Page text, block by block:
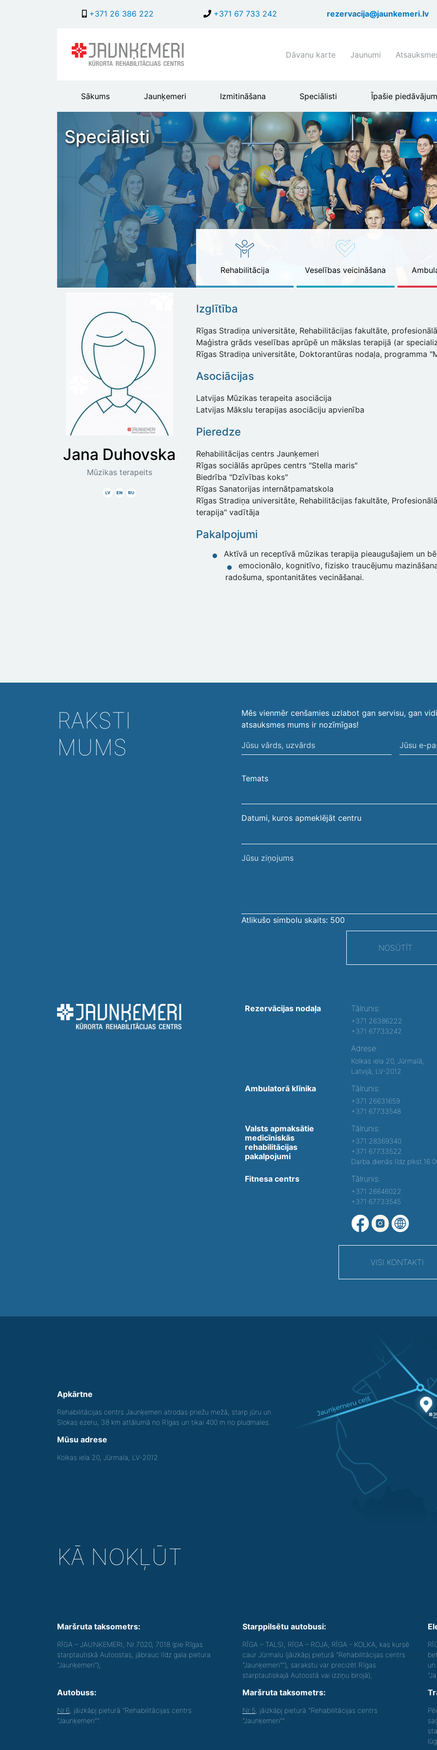
uz
+371 26 386 222 +371 67 733 242 rezervacija@jaunkemeri.lv
Shortcuts
menu
Dāvanu karte Jaunumi
Main
header
menu
Sākums Jaunķemeri Izmitināšana Speciālisti Īpašie
Speciālisti
Rehabilitācija Veselības veicināšana
Jana Duhovska
Mūzikas terapeits
Latviski
AngliskiKrieviski
Izglītība
Rīgas Stradiņa universitāte, Rehabilitācijas fakultāte,
Maģistra grāds veselības aprūpē un mākslas terapijā (ar
Rīgas Stradiņa universitāte, Doktorantūras nodaļa, programma
Asociācijas
Latvijas Mūzikas terapeita asociācija
Latvijas Mākslu terapijas asociāciju apvienība
Pieredze
Rehabilitācijas centrs Jaunķemeri
Rīgas sociālās aprūpes centrs "Stella maris"
Biedrība "Dzīvības koks"
Rīgas Sanatorijas internātpamatskola
Rīgas Stradiņa universitāte, Rehabilitācijas fakultāte,
terapija" vadītāja
Pakalpojumi
Aktīvā un receptīvā mūzikas terapija pieaugušajiem un
emocionālo, kognitīvo, fizisko traucējumu
radošuma, spontanitātes vecināšanai.
RAKSTI
MUMS
Mēs vienmēr cenšamies uzlabot gan servisu, gan
atsauksmes mums ir nozīmīgas!
Jūsu
vārds,
Jūsu
e-
Temats
Datumi, kuros apmeklējāt centru
Jūsu
Atlikušo simbolu skaits: 500
NOSŪTĪT
Rezervācijas nodaļa Tālrunis:
+371 26386222
+371 67733242
Adrese:
Kolkas iela 20, Jūrmalā,
Latvijā, LV-2012
Ambulatorā klīnika Tālrunis:
+371 26631659
+371 67733548
Valsts apmaksātie
medicīniskās
rehabilitācijas
pakalpojumi
Tālrunis:
+371 28369340
+371 67733522
Darba dienās līdz
Fitnesa centrs Tālrunis:
+371 26646022
+371 67733545
VISI KONTAKTI
Apkārtne
Rehabilitācijas centrs Jaunķemeri atrodas priežu mežā, starp jūru un
Slokas ezeru, 38 km attālumā no Rīgas un tikai 400 m no pludmales.
Mūsu adrese
Kolkas iela 20, Jūrmala, LV-2012
KĀ NOKĻŪT
Maršruta taksometrs:
RĪGA – JAUNĶEMERI, Nr.7020, 7018 (pie Rīgas
starptautiskā Autoostas, jābrauc līdz gala pietura
"Jaunķemeri");
Starppilsētu autobusi:
RĪGA – TALSI, RĪGA – ROJA, RĪGA - KOLKA, kas kursē
caur Jūrmalu (jāizkāpj pieturā "Rehabilitācijas centrs
"Jaunķemeri""), sarakstu var precizēt Rīgas
starptautiskajā Autoostā vai izziņu birojā);
Autobuss:
Nr.6 , jāizkāpj pieturā "Rehabilitācijas centrs
"Jaunķemeri"".
Maršruta taksometrs:
Nr.5 , jāizkāpj pieturā "Rehabilitācijas centrs
"Jaunķemeri""